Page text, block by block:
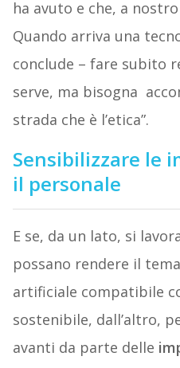
ha avuto e che, a
Quando arriva una
conclude – fare subito
serve, ma bisogna
strada che è l’etica”.
Sensibilizzare le
il personale
E se, da un lato, si
possano rendere il
artificiale compatibile
sostenibile, dall’altro,
avanti da parte delle